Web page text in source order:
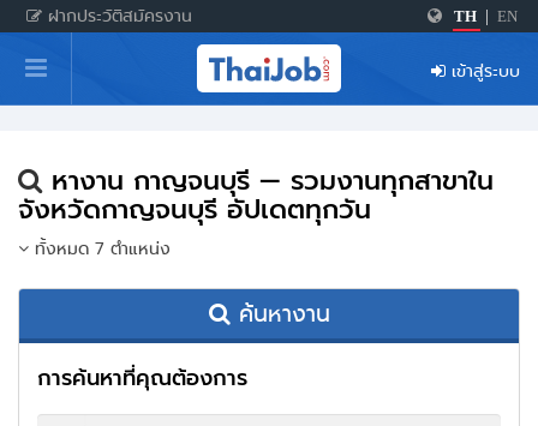
ฝากประวัติสมัครงาน TH EN
หน้าหลัก
ผู้สมัครงาน: เข้าสู่ระบบ
เกร็ดความรู้
สำหรับผู้ประกอบการ
เข้าสู่ระบบ
หางาน กาญจนบุรี — รวมงานทุกสาขาใน
จังหวัดกาญจนบุรี อัปเดตทุกวัน
ทั้งหมด 7 ตำแหน่ง
ค้นหางาน
การค้นหาที่คุณต้องการ